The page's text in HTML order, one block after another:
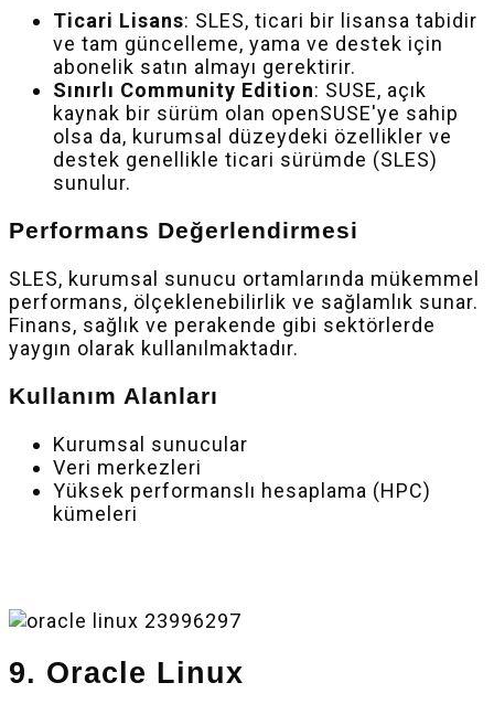
Ticari Lisans: SLES, ticari bir lisansa tabidir
ve tam güncelleme, yama ve destek için
abonelik satın almayı gerektirir.
Sınırlı Community Edition: SUSE, açık
kaynak bir sürüm olan openSUSE'ye sahip
olsa da, kurumsal düzeydeki özellikler ve
destek genellikle ticari sürümde (SLES)
sunulur.
Performans Değerlendirmesi
SLES, kurumsal sunucu ortamlarında mükemmel
performans, ölçeklenebilirlik ve sağlamlık sunar.
Finans, sağlık ve perakende gibi sektörlerde
yaygın olarak kullanılmaktadır.
Kullanım Alanları
Kurumsal sunucular
Veri merkezleri
Yüksek performanslı hesaplama (HPC)
kümeleri
9. Oracle Linux